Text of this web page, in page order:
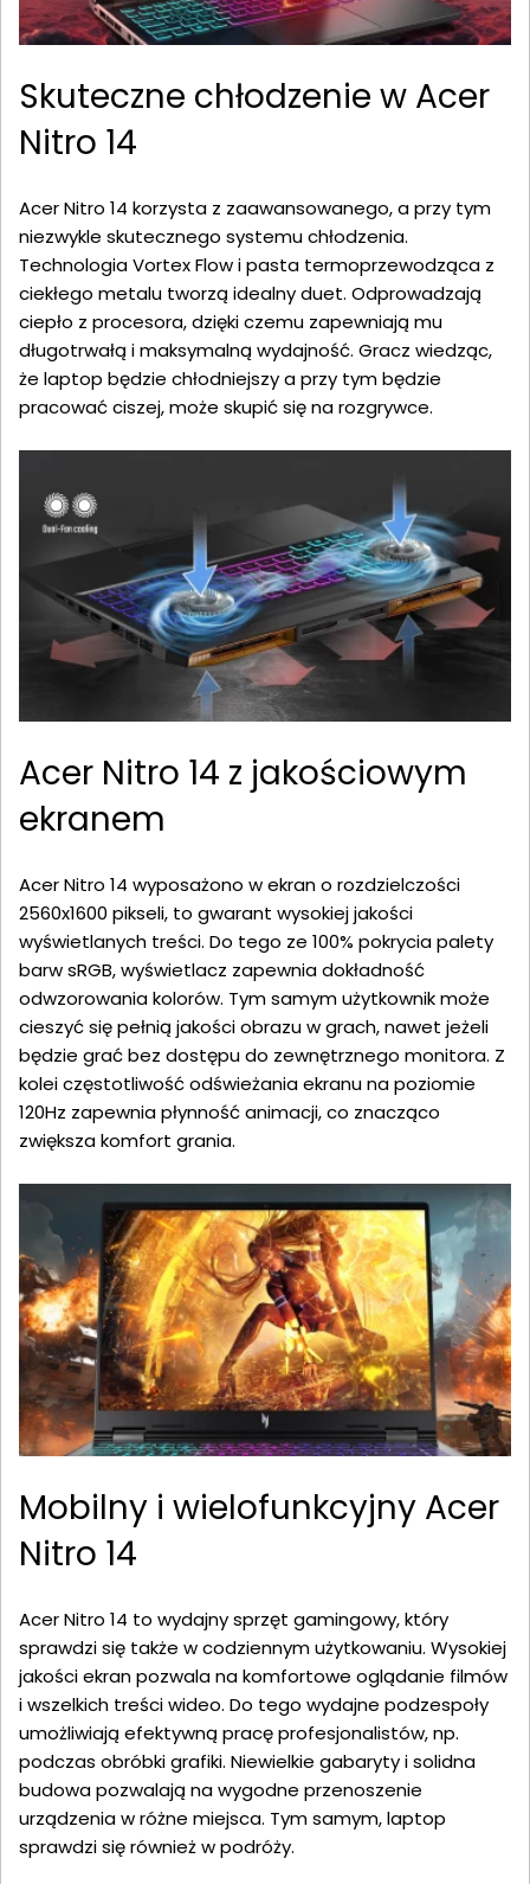
Skuteczne chłodzenie w Acer
Nitro 14
Acer Nitro 14 korzysta z zaawansowanego, a przy tym
niezwykle skutecznego systemu chłodzenia.
Technologia Vortex Flow i pasta termoprzewodząca z
ciekłego metalu tworzą idealny duet. Odprowadzają
ciepło z procesora, dzięki czemu zapewniają mu
długotrwałą i maksymalną wydajność. Gracz wiedząc,
że laptop będzie chłodniejszy a przy tym będzie
pracować ciszej, może skupić się na rozgrywce.
Acer Nitro 14 z jakościowym
ekranem
Acer Nitro 14 wyposażono w ekran o rozdzielczości
2560x1600 pikseli, to gwarant wysokiej jakości
wyświetlanych treści. Do tego ze 100% pokrycia palety
barw sRGB, wyświetlacz zapewnia dokładność
odwzorowania kolorów. Tym samym użytkownik może
cieszyć się pełnią jakości obrazu w grach, nawet jeżeli
będzie grać bez dostępu do zewnętrznego monitora. Z
kolei częstotliwość odświeżania ekranu na poziomie
120Hz zapewnia płynność animacji, co znacząco
zwiększa komfort grania.
Mobilny i wielofunkcyjny Acer
Nitro 14
Acer Nitro 14 to wydajny sprzęt gamingowy, który
sprawdzi się także w codziennym użytkowaniu. Wysokiej
jakości ekran pozwala na komfortowe oglądanie filmów
i wszelkich treści wideo. Do tego wydajne podzespoły
umożliwiają efektywną pracę profesjonalistów, np.
podczas obróbki grafiki. Niewielkie gabaryty i solidna
budowa pozwalają na wygodne przenoszenie
urządzenia w różne miejsca. Tym samym, laptop
sprawdzi się również w podróży.